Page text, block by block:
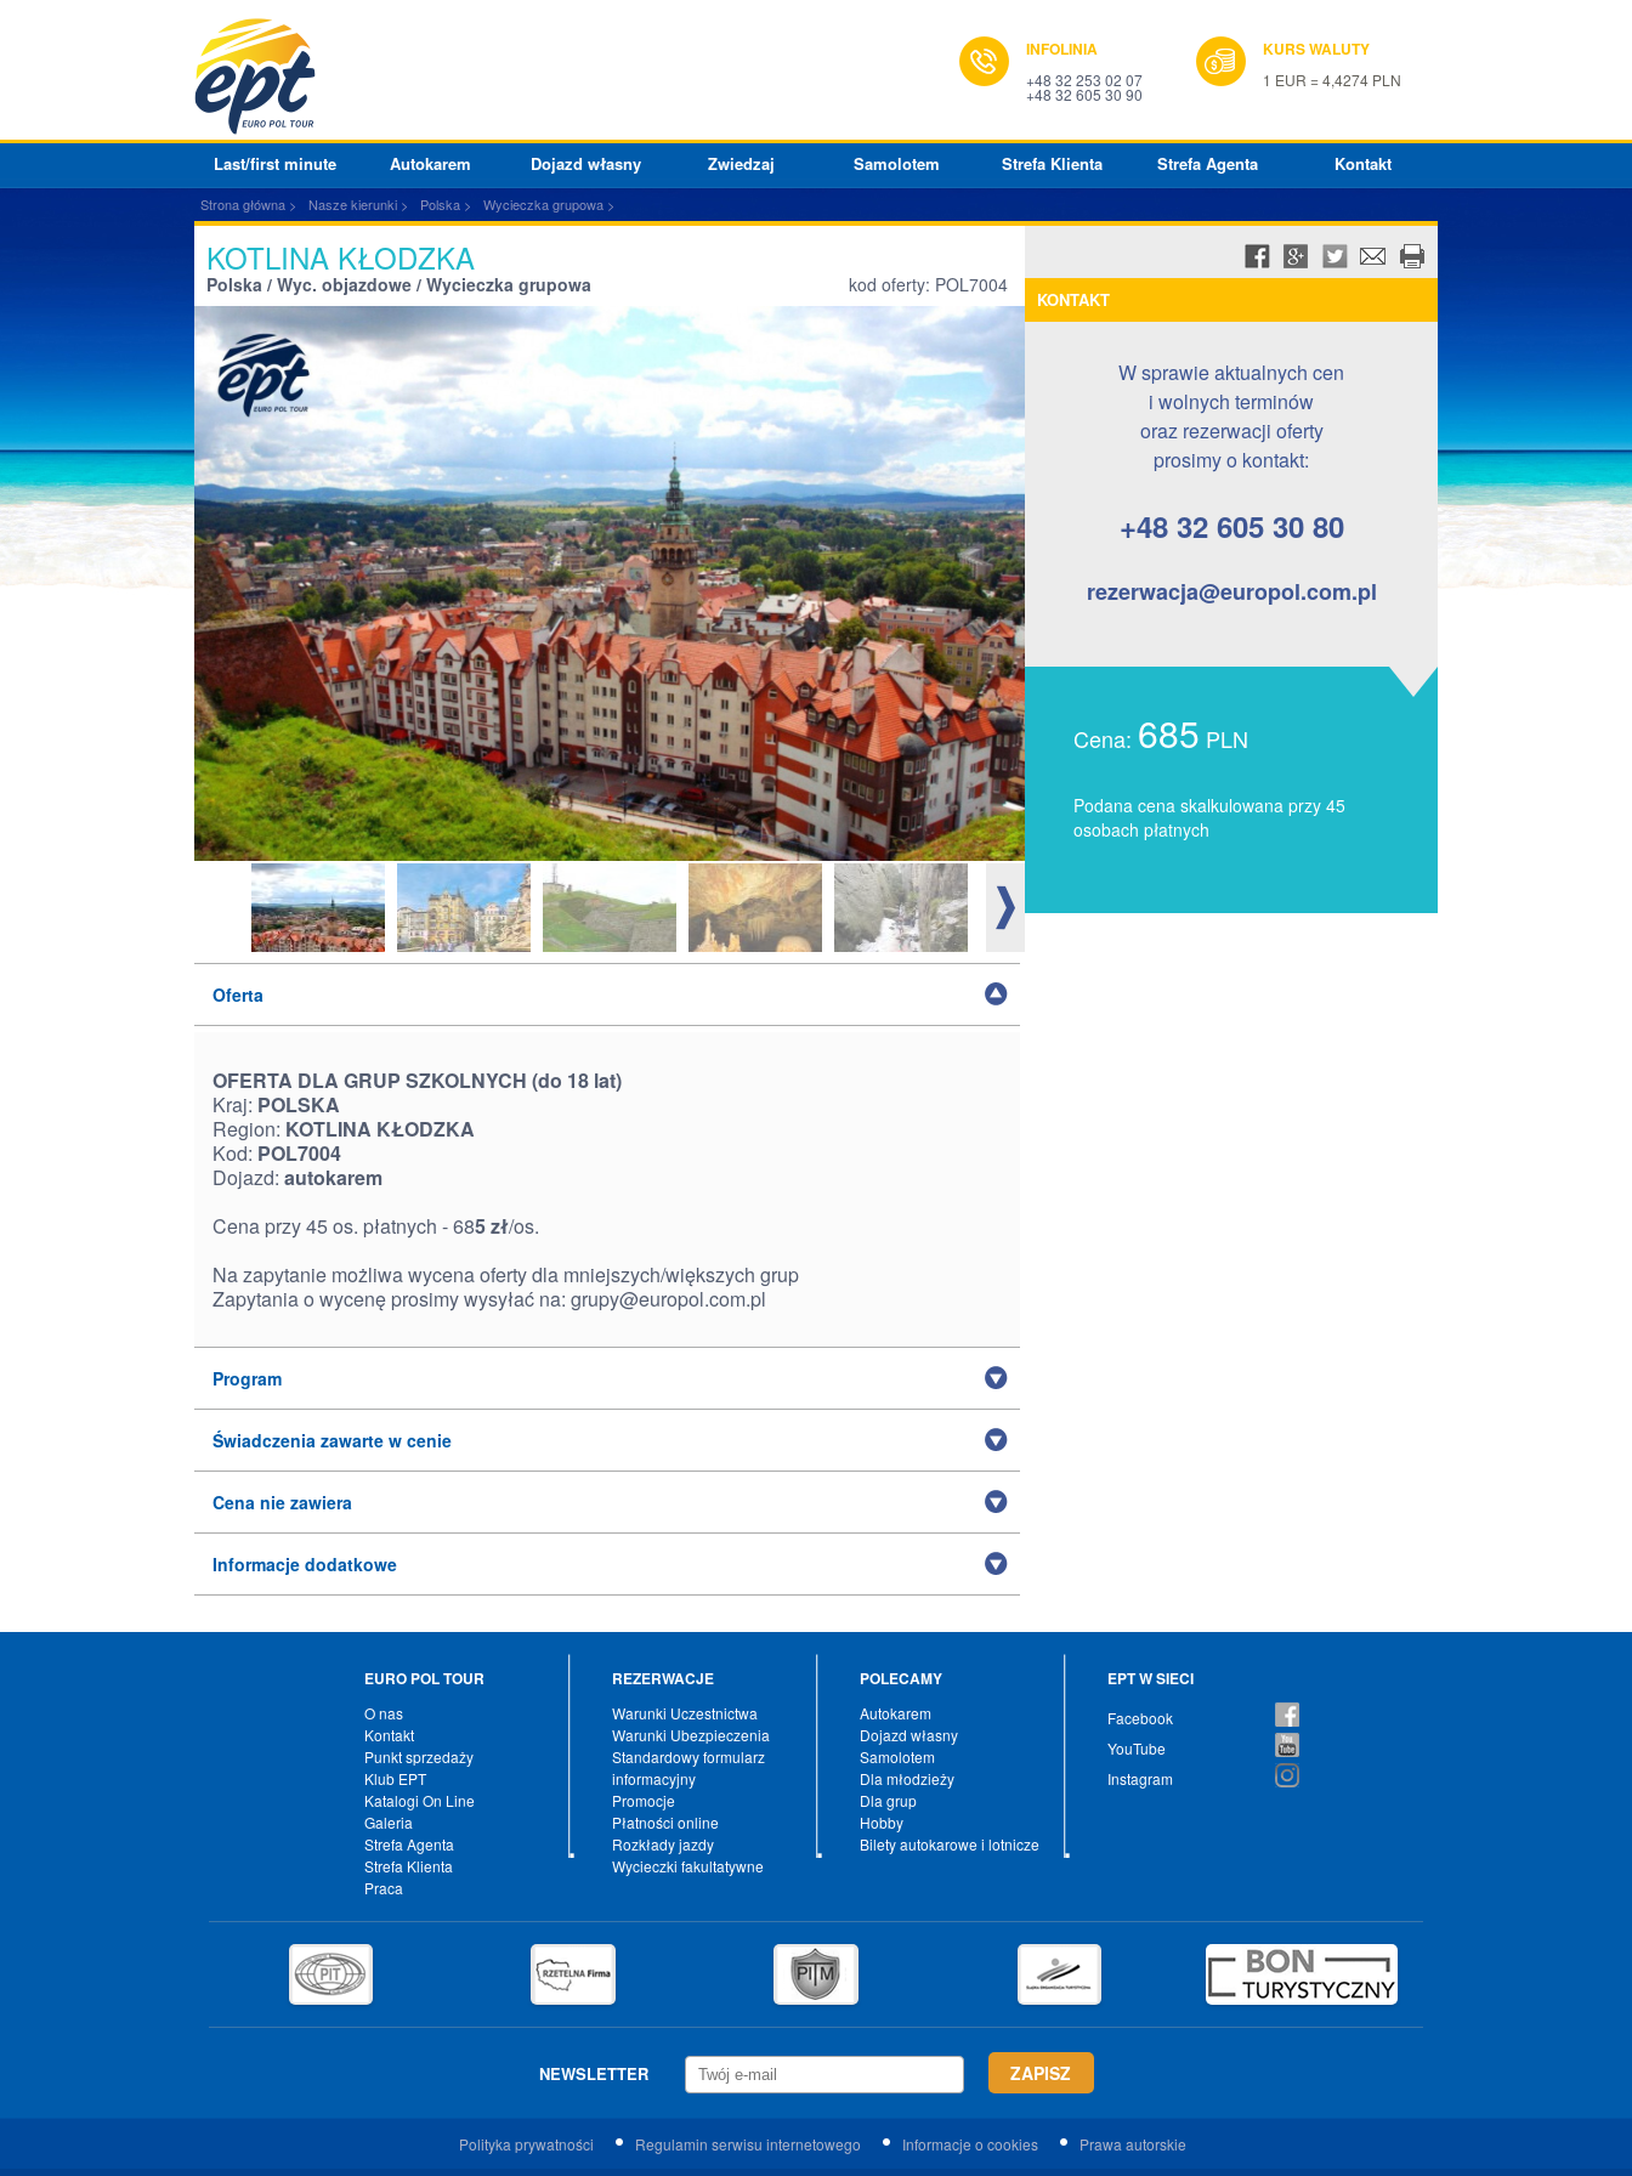
INFOLINIA
+48 32 253 02 07
+48 32 605 30 90
KURS WALUTY
1 EUR = 4,4274 PLN
Last/first minute Autokarem Dojazd własny Zwiedzaj Samolotem Strefa Klienta Strefa Agenta Kontakt
Strona główna Nasze kierunki Polska Wycieczka grupowa
KOTLINA KŁODZKA
Polska / Wyc. objazdowe / Wycieczka grupowa kod oferty: POL7004
KONTAKT
W sprawie aktualnych cen
i wolnych terminów
oraz rezerwacji oferty
prosimy o kontakt:
+48 32 605 30 80
rezerwacja@europol.com.pl
Cena: 685 PLN
Podana cena skalkulowana przy 45
osobach płatnych
Oferta
OFERTA DLA GRUP SZKOLNYCH (do 18 lat)
Kraj: POLSKA
Region: KOTLINA KŁODZKA
Kod: POL7004
Dojazd: autokarem
Cena przy 45 os. płatnych - 685 zł/os.
Na zapytanie możliwa wycena oferty dla mniejszych/większych grup
Zapytania o wycenę prosimy wysyłać na: grupy@europol.com.pl
Program
Świadczenia zawarte w cenie
Cena nie zawiera
Informacje dodatkowe
EURO POL TOUR
O nas
Kontakt
Punkt sprzedaży
Klub EPT
Katalogi On Line
Galeria
Strefa Agenta
Strefa Klienta
Praca
REZERWACJE
Warunki Uczestnictwa
Warunki Ubezpieczenia
Standardowy formularz
informacyjny
Promocje
Płatności online
Rozkłady jazdy
Wycieczki fakultatywne
POLECAMY
Autokarem
Dojazd własny
Samolotem
Dla młodzieży
Dla grup
Hobby
Bilety autokarowe i lotnicze
EPT W SIECI
Facebook
YouTube
Instagram
NEWSLETTER
Polityka prywatności Regulamin serwisu internetowego Informacje o cookies Prawa autorskie